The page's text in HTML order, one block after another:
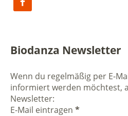
Biodanza Newsletter
Wenn du regelmäßig per E-
informiert werden möchtest,
Newsletter:
E-Mail eintragen *